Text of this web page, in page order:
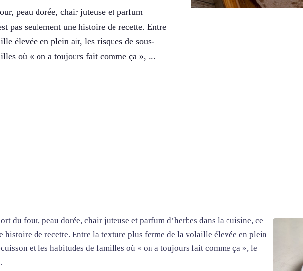
peau dorée, chair juteuse et parfum
pas seulement une histoire de recette. Entre
élevée en plein air, les risques de sous-
où « on a toujours fait comme ça », ...
du four, peau dorée, chair juteuse et parfum d’herbes dans la cuisine, ce
histoire de recette. Entre la texture plus ferme de la volaille élevée en plein
et les habitudes de familles où « on a toujours fait comme ça », le